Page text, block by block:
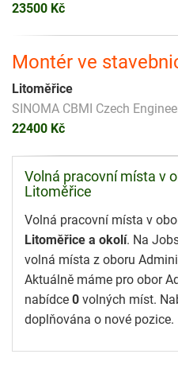
23500 Kč
Montér ve
Litoměřice
SINOMA CBMI Czech
22400 Kč
Volná pracovní místa v
Litoměřice
Volná pracovní místa v
Litoměřice a okolí. Na
volná místa z oboru
Aktuálně máme pro obor
nabídce 0 volných míst.
doplňována o nové pozice.